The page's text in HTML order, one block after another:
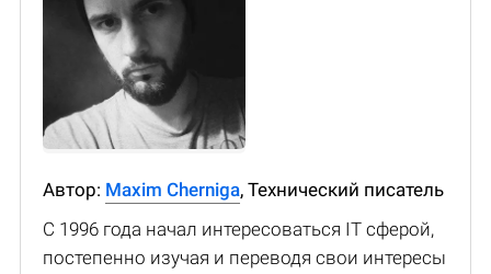
Автор: Maxim Cherniga, Технический писатель
С 1996 года начал интересоваться IT сферой,
постепенно изучая и переводя свои интересы